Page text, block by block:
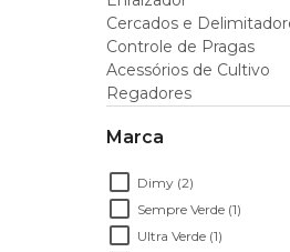
Terra e substratos
Para você que está
da Cobasi é o lugar
um jardineiro
Cercados e
Controle de Pragas
Acessórios de Cultivo
Regadores
Marca
Dimy (2)
Sempre Verde (1)
Ultra Verde (1)